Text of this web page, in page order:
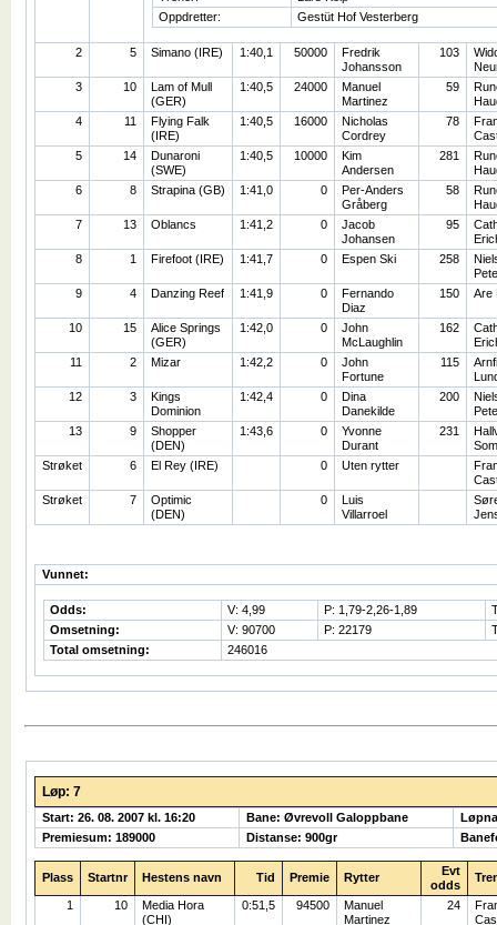
Oppdretter:
Gestüt Hof Vesterberg
2 5 Simano (IRE) 1:40,1 50000
Fredrik
Johansson
103
3
10
Lam of Mull
(GER)
1:40,5 24000
Manuel
Martinez
59
4
11
Flying Falk
(IRE)
1:40,5 16000
Nicholas
Cordrey
78
5
14
Dunaroni
(SWE)
1:40,5 10000
Kim
Andersen
281
6
8 Strapina (GB) 1:41,0 0
Per-Anders
Gråberg
58
7
13 Oblancs 1:41,2 0
Jacob
Johansen
95
8
1 Firefoot (IRE) 1:41,7 0 Espen Ski 258
9
4 Danzing Reef 1:41,9 0
Fernando
Diaz
150 Are
10 15
Alice Springs
(GER)
1:42,0 0
John
McLaughlin
162
11
2 Mizar 1:42,2 0
John
Fortune
115
12
3
Kings
Dominion
1:42,4 0
Dina
Danekilde
200
13
9
Shopper
(DEN)
1:43,6 0
Yvonne
Durant
231
Strøket
6 El Rey (IRE) 0 Uten rytter
Strøket
7
Optimic
(DEN)
0
Luis
Villarroel
Vunnet:
Odds: V: 4,99 P: 1,79-2,26-1,89
Omsetning:
V: 90700 P: 22179
Total omsetning:
246016
Løp: 7
Start: 26. 08. 2007 kl. 16:20 Bane: Øvrevoll Galoppbane
Premiesum: 189000
Distanse: 900gr
Plass Startnr Hestens navn Tid Premie Rytter
Evt
odds
1 10
Media Hora
(CHI)
0:51,5 94500
Manuel
Martinez
24